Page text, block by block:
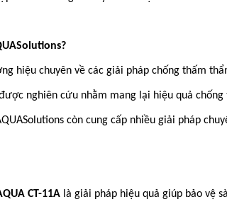
hiệu chuyên về các giải pháp chống thấm
nghiên cứu nhằm mang lại hiệu quả
còn cung cấp nhiều giải pháp
CT-11A là giải pháp hiệu quả giúp bảo vệ